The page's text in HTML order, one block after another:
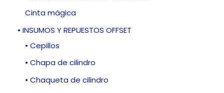
Cinta mágica
• INSUMOS Y REPUESTOS OFFSET
• Cepillos
• Chapa de cilindro
• Chaqueta de cilindro